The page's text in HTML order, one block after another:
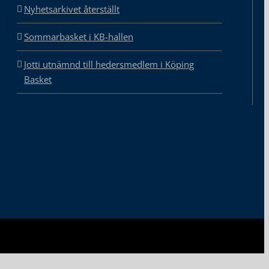
Nyhetsarkivet återställt
Sommarbasket i KB-hallen
Jotti utnämnd till hedersmedlem i Köping
Basket